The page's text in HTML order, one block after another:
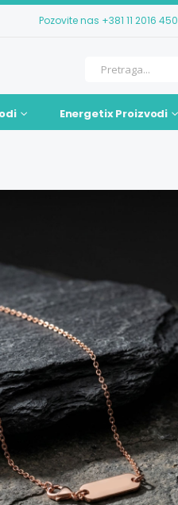
Pozovite nas +381 11 2016 450
Energetix Proizvodi